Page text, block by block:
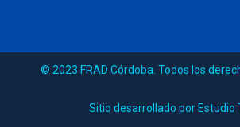
© 2023 FRAD Córdoba. Todos los
Sitio desarrollado por Estudio